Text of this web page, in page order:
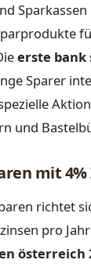
erste bank
Sparer
und
mit
richtet
pro
österreich